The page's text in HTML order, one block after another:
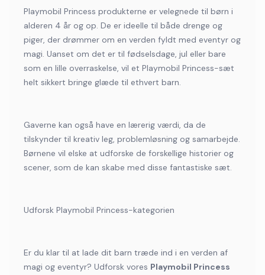
Playmobil Princess produkterne er velegnede til børn i
alderen 4 år og op. De er ideelle til både drenge og
piger, der drømmer om en verden fyldt med eventyr og
magi. Uanset om det er til fødselsdage, jul eller bare
som en lille overraskelse, vil et Playmobil Princess-sæt
helt sikkert bringe glæde til ethvert barn.
Gaverne kan også have en lærerig værdi, da de
tilskynder til kreativ leg, problemløsning og samarbejde.
Børnene vil elske at udforske de forskellige historier og
scener, som de kan skabe med disse fantastiske sæt.
Udforsk Playmobil Princess-kategorien
Er du klar til at lade dit barn træde ind i en verden af
magi og eventyr? Udforsk vores Playmobil Princess